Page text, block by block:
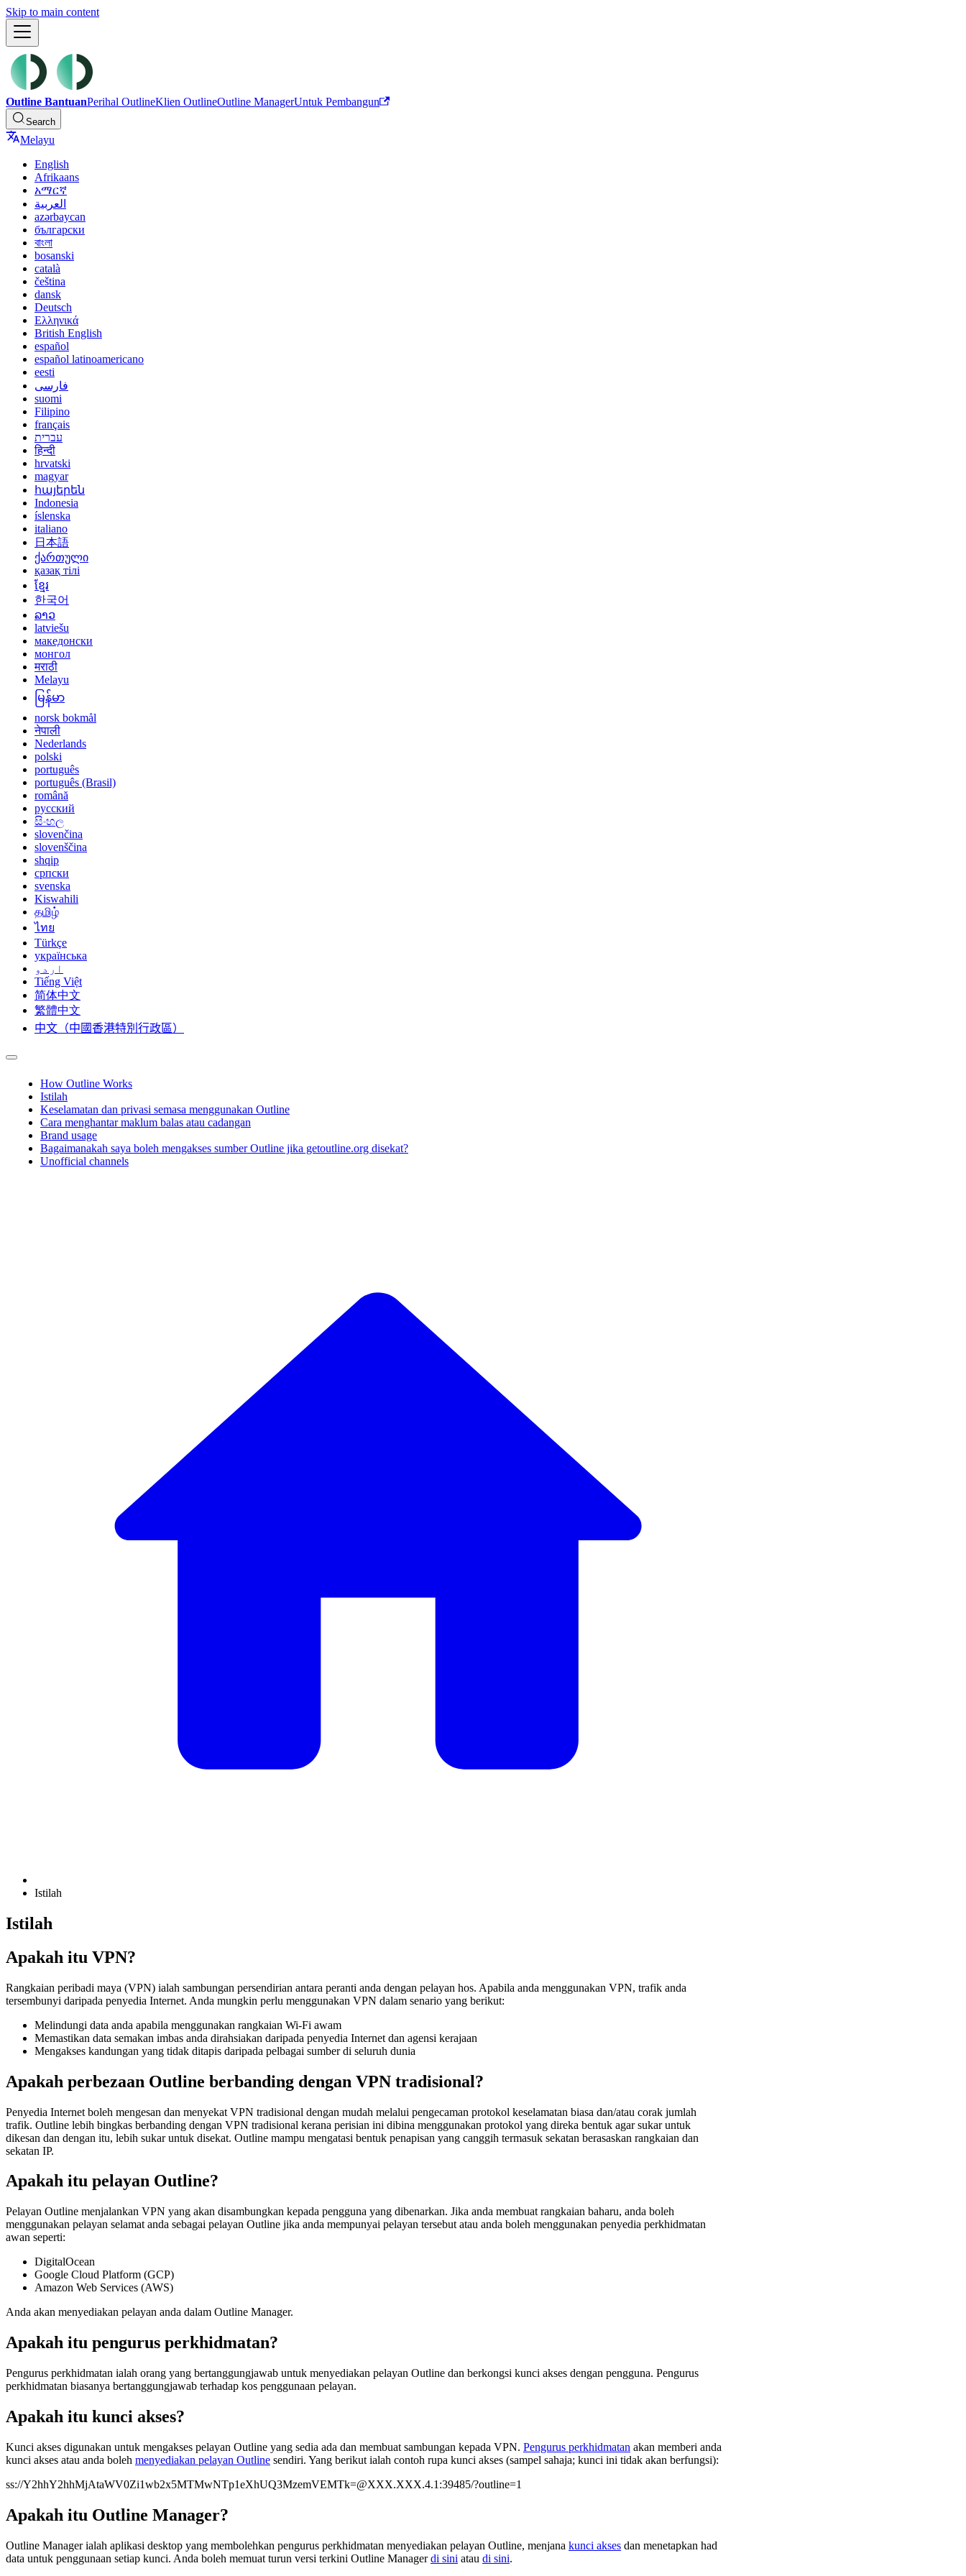
Skip to main content
Outline BantuanPerihal OutlineKlien OutlineOutline ManagerUntuk Pembangun
Search
Melayu
English
Afrikaans
አማርኛ
العربية
azərbaycan
български
বাংলা
bosanski
català
čeština
dansk
Deutsch
Ελληνικά
British English
español
español latinoamericano
eesti
فارسی
suomi
Filipino
français
עברית
हिन्दी
hrvatski
magyar
հայերեն
Indonesia
íslenska
italiano
日本語
ქართული
қазақ тілі
ខ្មែរ
한국어
ລາວ
latviešu
македонски
монгол
मराठी
Melayu
မြန်မာ
norsk bokmål
नेपाली
Nederlands
polski
português
português (Brasil)
română
русский
සිංහල
slovenčina
slovenščina
shqip
српски
svenska
Kiswahili
தமிழ்
ไทย
Türkçe
українська
اردو
Tiếng Việt
简体中文
繁體中文
中文（中國香港特別行政區）
How Outline Works
Istilah
Keselamatan dan privasi semasa menggunakan Outline
Cara menghantar maklum balas atau cadangan
Brand usage
Bagaimanakah saya boleh mengakses sumber Outline jika getoutline.org disekat?
Unofficial channels
Istilah
Istilah
Apakah itu VPN?
Rangkaian peribadi maya (VPN) ialah sambungan persendirian antara peranti anda dengan pelayan hos. Apabila anda menggunakan VPN, trafik anda
tersembunyi daripada penyedia Internet. Anda mungkin perlu menggunakan VPN dalam senario yang berikut:
Melindungi data anda apabila menggunakan rangkaian Wi-Fi awam
Memastikan data semakan imbas anda dirahsiakan daripada penyedia Internet dan agensi kerajaan
Mengakses kandungan yang tidak ditapis daripada pelbagai sumber di seluruh dunia
Apakah perbezaan Outline berbanding dengan VPN tradisional?
Penyedia Internet boleh mengesan dan menyekat VPN tradisional dengan mudah melalui pengecaman protokol keselamatan biasa dan/atau corak jumlah
trafik. Outline lebih bingkas berbanding dengan VPN tradisional kerana perisian ini dibina menggunakan protokol yang direka bentuk agar sukar untuk
dikesan dan dengan itu, lebih sukar untuk disekat. Outline mampu mengatasi bentuk penapisan yang canggih termasuk sekatan berasaskan rangkaian dan
sekatan IP.
Apakah itu pelayan Outline?
Pelayan Outline menjalankan VPN yang akan disambungkan kepada pengguna yang dibenarkan. Jika anda membuat rangkaian baharu, anda boleh
menggunakan pelayan selamat anda sebagai pelayan Outline jika anda mempunyai pelayan tersebut atau anda boleh menggunakan penyedia perkhidmatan
awan seperti:
DigitalOcean
Google Cloud Platform (GCP)
Amazon Web Services (AWS)
Anda akan menyediakan pelayan anda dalam Outline Manager.
Apakah itu pengurus perkhidmatan?
Pengurus perkhidmatan ialah orang yang bertanggungjawab untuk menyediakan pelayan Outline dan berkongsi kunci akses dengan pengguna. Pengurus
perkhidmatan biasanya bertanggungjawab terhadap kos penggunaan pelayan.
Apakah itu kunci akses?
Kunci akses digunakan untuk mengakses pelayan Outline yang sedia ada dan membuat sambungan kepada VPN. Pengurus perkhidmatan akan memberi anda
kunci akses atau anda boleh menyediakan pelayan Outline sendiri. Yang berikut ialah contoh rupa kunci akses (sampel sahaja; kunci ini tidak akan berfungsi):
ss://Y2hhY2hhMjAtaWV0Zi1wb2x5MTMwNTp1eXhUQ3MzemVEMTk=@XXX.XXX.4.1 :39485/?outline=1
Apakah itu Outline Manager?
Outline Manager ialah aplikasi desktop yang membolehkan pengurus perkhidmatan menyediakan pelayan Outline, menjana kunci akses dan menetapkan had
data untuk penggunaan setiap kunci. Anda boleh memuat turun versi terkini Outline Managerdi sini atau di sini.